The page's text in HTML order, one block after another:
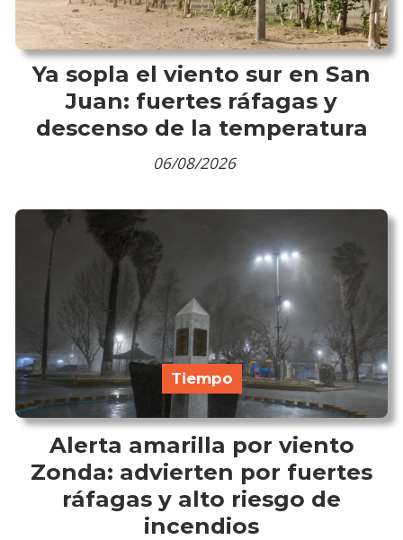
Ya sopla el viento sur en San
Juan: fuertes ráfagas y
descenso de la temperatura
06/08/2026
Alerta amarilla por viento
Zonda: advierten por fuertes
ráfagas y alto riesgo de
incendios
Tiempo